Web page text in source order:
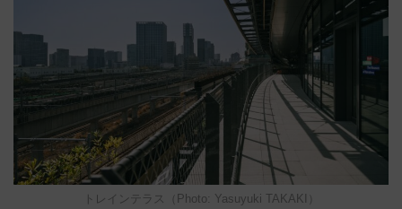
トレインテラス（Photo: Yasuyuki TAKAKI）